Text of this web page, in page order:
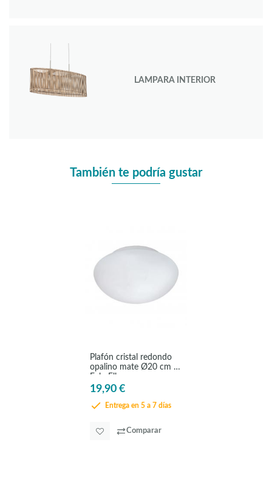
LAMPARA INTERIOR
También te podría gustar
Plafón cristal redondo
opalino mate Ø20 cm -
Eglo Ella
19,90 €
Entrega en 5 a 7 días
Comparar